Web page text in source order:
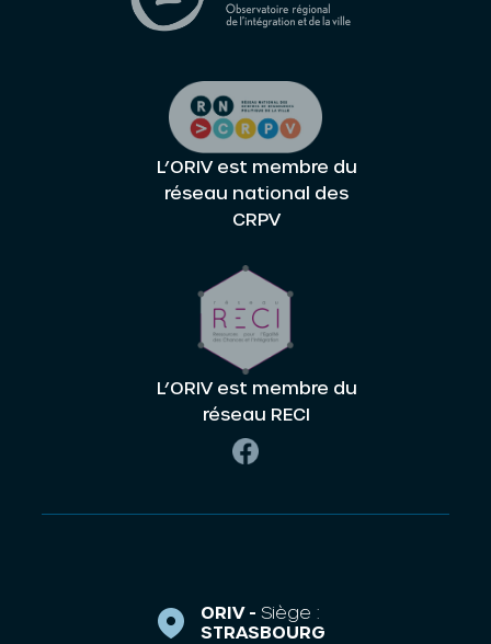
L’ORIV est membre du
réseau national des
CRPV
L’ORIV est membre du
réseau RECI
ORIV - Siège :
STRASBOURG